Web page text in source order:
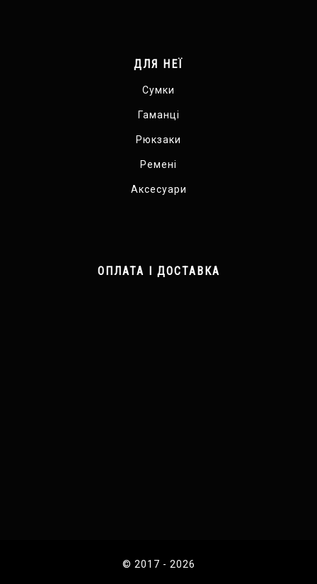
ДЛЯ НЕЇ
Сумки
Гаманці
Рюкзаки
Ремені
Аксесуари
ОПЛАТА І ДОСТАВКА
© 2017 - 2026